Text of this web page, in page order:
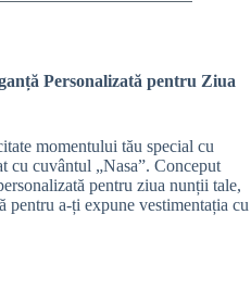
Personalizată pentru Ziua
momentului tău special cu
cu cuvântul „Nasa”. Conceput
pentru ziua nunții tale,
pentru a-ți expune vestimentația cu